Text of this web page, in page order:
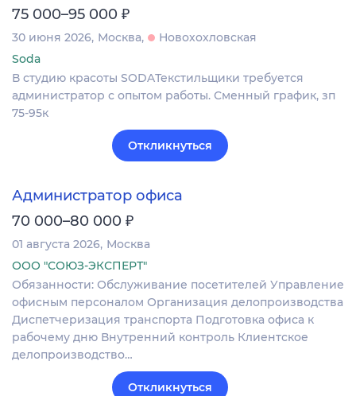
75 000–95 000 ₽
30 июня 2026 Москва
Новохохловская
Soda
В студию красоты SODAТекстильщики требуется
администратор с опытом работы. Сменный график, зп
75-95к
Откликнуться
Администратор офиса
70 000–80 000 ₽
01 августа 2026 Москва
ООО "СОЮЗ-ЭКСПЕРТ"
Обязанности: Обслуживание посетителей Управление
офисным персоналом Организация делопроизводства
Диспетчеризация транспорта Подготовка офиса к
рабочему дню Внутренний контроль Клиентское
делопроизводство…
Откликнуться